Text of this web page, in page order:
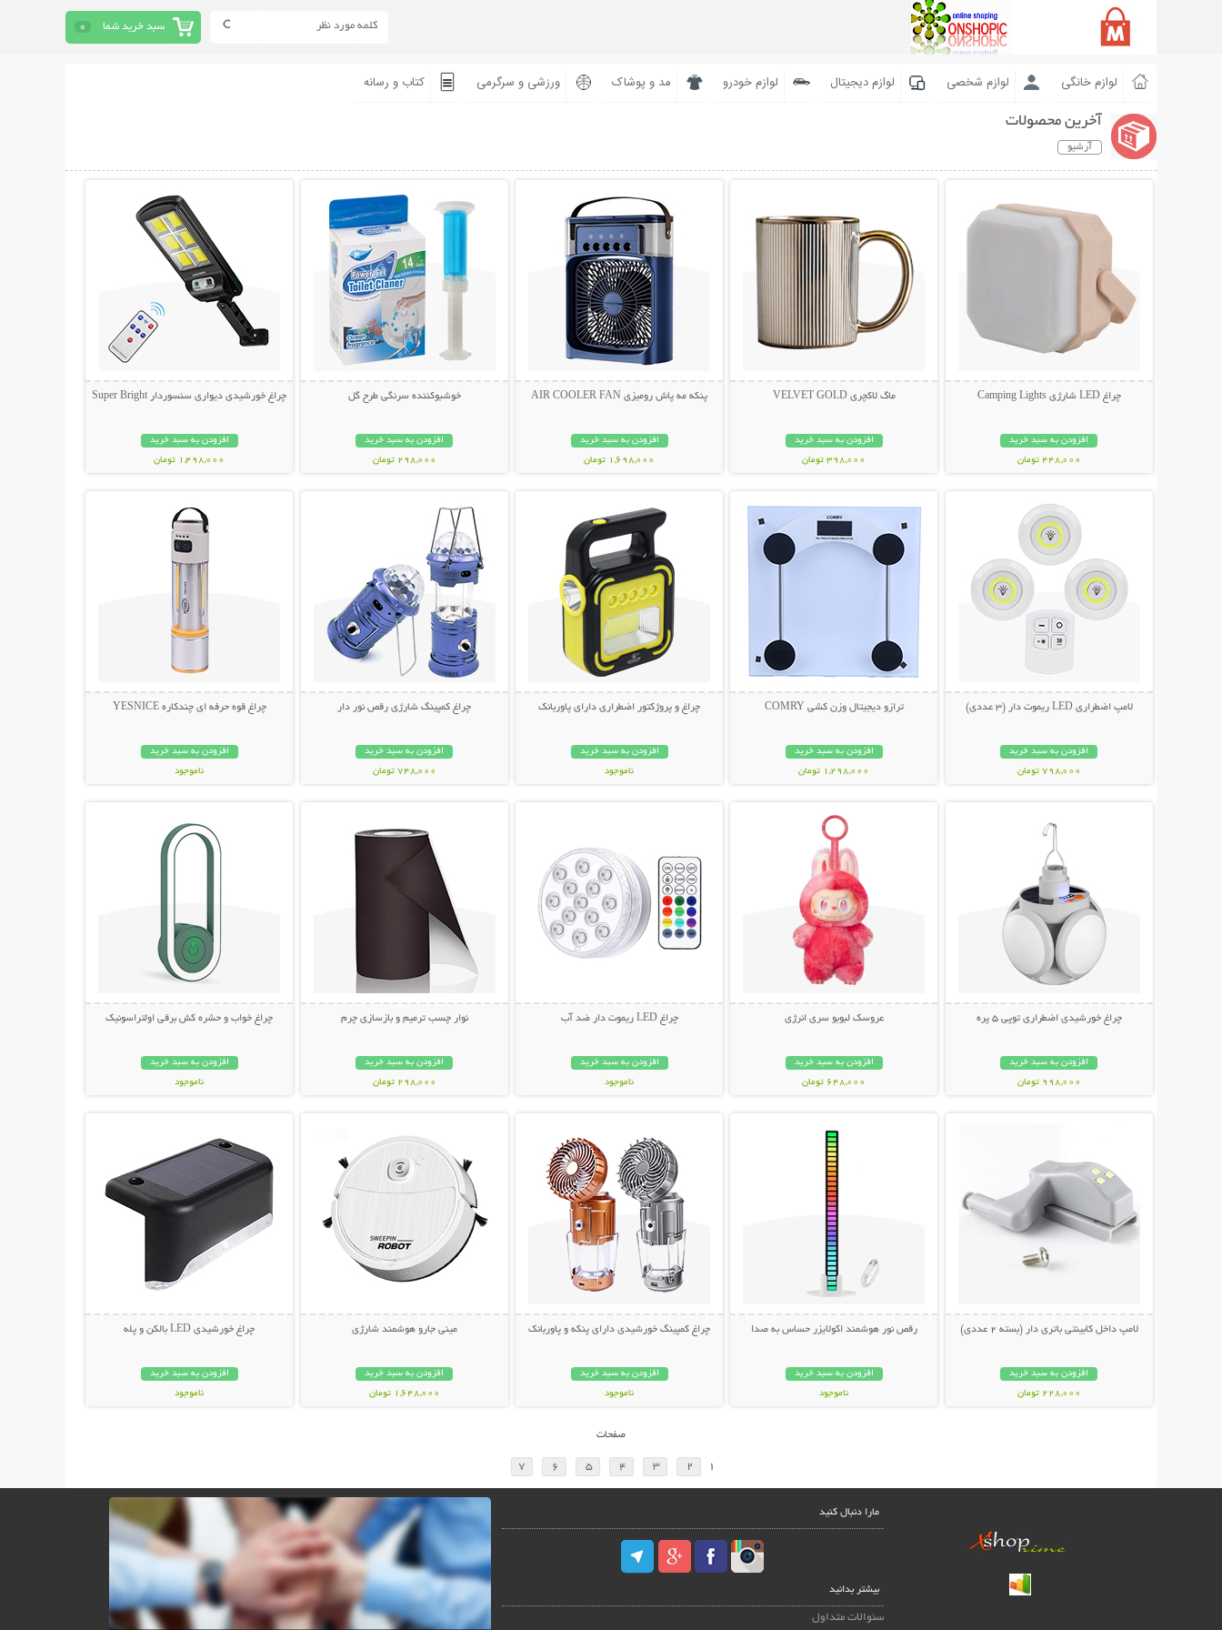
سبد خرید شما 0
لوازم خانگی لوازم شخصی لوازم دیجیتال لوازم خودرو مد و پوشاک ورزشی و سرگرمی کتاب و رسانه
آخرین محصولات
آرشیو
چراغ LED شارژی Camping Lights
افزودن به سبد خرید
448,000 تومان
ماگ لاکچری VELVET GOLD
افزودن به سبد خرید
398,000 تومان
پنکه مه پاش رومیزی AIR COOLER FAN
افزودن به سبد خرید
1,698,000 تومان
خوشبوکننده سرنگی طرح گل
افزودن به سبد خرید
298,000 تومان
چراغ خورشیدی دیواری سنسوردار Super Bright
افزودن به سبد خرید
1,498,000 تومان
لامپ اضطراری LED ریموت دار (3 عددی)
افزودن به سبد خرید
798,000 تومان
ترازو دیجیتال وزن کشی COMRY
افزودن به سبد خرید
1,298,000 تومان
چراغ و پروژکتور اضطراری دارای پاوربانک
افزودن به سبد خرید
ناموجود
چراغ کمپینگ شارژی رقص نور دار
افزودن به سبد خرید
748,000 تومان
چراغ قوه حرفه ای چندکاره YESNICE
افزودن به سبد خرید
ناموجود
چراغ خورشیدی اضطراری توپی 5 پره
افزودن به سبد خرید
998,000 تومان
عروسک لبوبو سری انرژی
افزودن به سبد خرید
648,000 تومان
چراغ LED ریموت دار ضد آب
افزودن به سبد خرید
ناموجود
نوار چسب ترمیم و بازسازی چرم
افزودن به سبد خرید
298,000 تومان
چراغ خواب و حشره کش برقی اولتراسونیک
افزودن به سبد خرید
ناموجود
لامپ داخل کابینتی باتری دار (بسته 2 عددی)
افزودن به سبد خرید
228,000 تومان
رقص نور هوشمند اکولایزر حساس به صدا
افزودن به سبد خرید
ناموجود
چراغ کمپینگ خورشیدی دارای پنکه و پاوربانک
افزودن به سبد خرید
ناموجود
مینی جارو هوشمند شارژی
افزودن به سبد خرید
1,648,000 تومان
چراغ خورشیدی LED بالکن و پله
افزودن به سبد خرید
ناموجود
صفحات
1
2
3
4
5
6
7
مارا دنبال کنید
بیشتر بدانید
سئوالات متداول